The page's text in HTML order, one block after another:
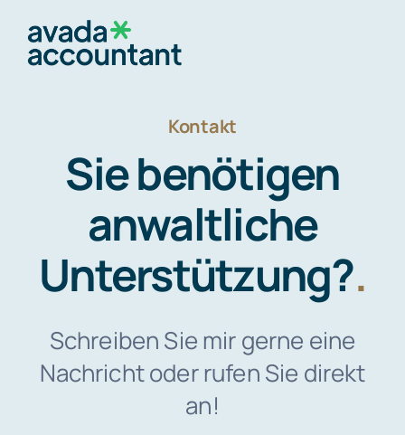
Startseite
Über mich
Rechtsgebiete
Kontakt
Sie benötigen
anwaltliche
Unterstützung?.
Schreiben Sie mir gerne eine
Nachricht oder rufen Sie direkt
an!